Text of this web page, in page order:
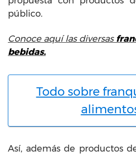
público.
Conoce aquí las diversas
bebidas.
Todo sobre
Así, además de productos